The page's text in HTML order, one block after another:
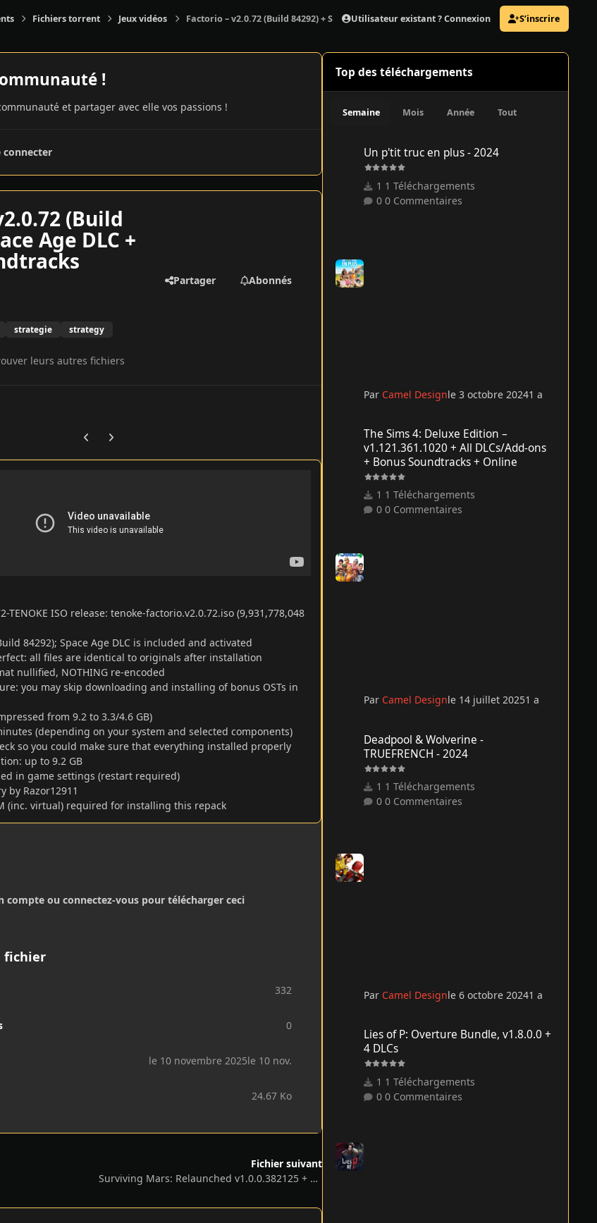
Fichiers torrent Jeux vidéos Factorio – v2.0.72 (Build 84292) + Space Age DLC + Bonus Soundtracks
Utilisateur existant ? Connexion S’inscrire
!
et partager avec elle vos passions !
connecter
(Build
Age DLC +
strategie
strategy
Partager Abonnés
leurs autres fichiers
Previous carousel slide
Next carousel slide
TENOKE ISO release: tenoke-factorio.v2.0.72.iso (9,931,778,048
84292); Space Age DLC is included and activated
all files are identical to originals after installation
nullified, NOTHING re-encoded
you may skip downloading and installing of bonus OSTs in
from 9.2 to 3.3/4.6 GB)
(depending on your system and selected components)
so you could make sure that everything installed properly
up to 9.2 GB
in game settings (restart required)
by Razor12911
(inc. virtual) required for installing this repack
compte ou connectez-vous pour télécharger ceci
fichier
332
0
le 10 novembre 2025le 10 nov.
24.67 Ko
Fichier suivant
Surviving Mars: Relaunched v1.0.0.382125 + DLC
Top des téléchargements
Semaine Mois Année Tout
Un p'tit truc en plus - 2024
1 Téléchargements
0 Commentaires
Par Camel Designle 3 octobre 20241 a
The Sims 4: Deluxe Edition –
v1.121.361.1020 + All DLCs/Add-ons
+ Bonus Soundtracks + Online
1 Téléchargements
0 Commentaires
Par Camel Designle 14 juillet 20251 a
Deadpool & Wolverine -
TRUEFRENCH - 2024
1 Téléchargements
0 Commentaires
Par Camel Designle 6 octobre 20241 a
Lies of P: Overture Bundle, v1.8.0.0 +
4 DLCs
1 Téléchargements
0 Commentaires